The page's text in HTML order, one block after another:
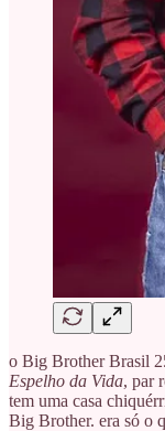
o Big Brother Brasil
Espelho da Vida, par
tem uma casa
Big Brother. era só o